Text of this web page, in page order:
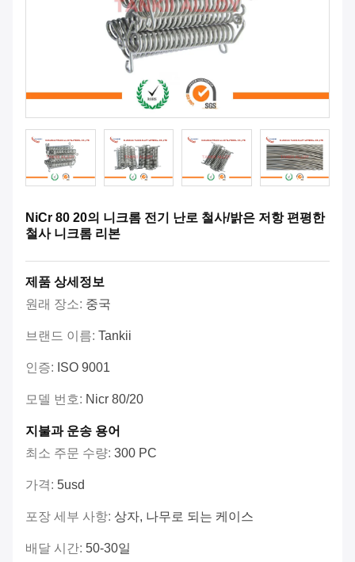
NiCr 80 20의 니크롬 전기 난로 철사/밝은 저항 편평한
철사 니크롬 리본
제품 상세정보
원래 장소: 중국
브랜드 이름: Tankii
인증: ISO 9001
모델 번호: Nicr 80/20
지불과 운송 용어
최소 주문 수량: 300 PC
가격: 5usd
포장 세부 사항: 상자, 나무로 되는 케이스
배달 시간: 50-30일